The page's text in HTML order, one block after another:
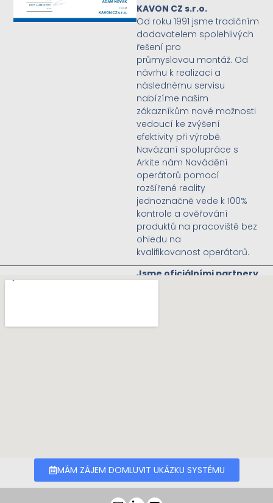
KAVON CZ s.r.o.
Od roku 1991 jsme tradičním
dodavatelem spolehlivých
řešení pro
průmyslovou montáž. Od
návrhu k realizaci a
následnému servisu
nabízíme našim
zákazníkům nové možnosti
vedoucí ke zvýšení
efektivity při výrobě.
Navázaní spolupráce s
Arkite nám Navádění
operátorů pomocí
rozšířené reality
jednoznačně vede k 100%
kontrole a ověřování
produktů na pracoviště bez
ohledu na
kvalifikovanost operátorů.
Jsme oficiálními partnery
WEB
MÁM ZÁJEM DOMLUVIT UKÁZKU SYSTÉMU